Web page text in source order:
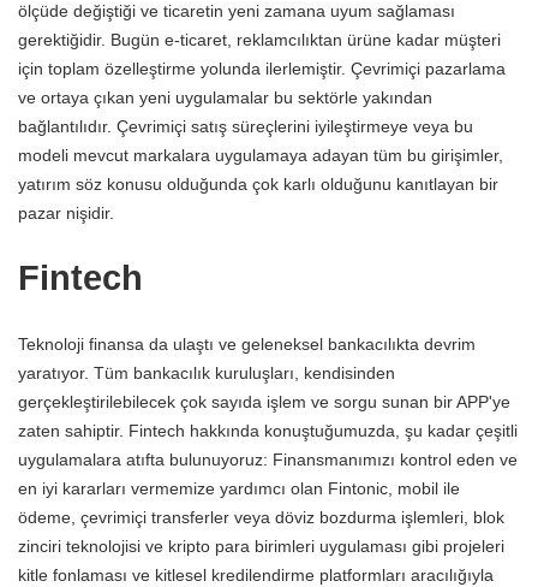
ölçüde değiştiği ve ticaretin yeni zamana uyum sağlaması
gerektiğidir. Bugün e-ticaret, reklamcılıktan ürüne kadar müşteri
için toplam özelleştirme yolunda ilerlemiştir. Çevrimiçi pazarlama
ve ortaya çıkan yeni uygulamalar bu sektörle yakından
bağlantılıdır. Çevrimiçi satış süreçlerini iyileştirmeye veya bu
modeli mevcut markalara uygulamaya adayan tüm bu girişimler,
yatırım söz konusu olduğunda çok karlı olduğunu kanıtlayan bir
pazar nişidir.
Fintech
Teknoloji finansa da ulaştı ve geleneksel bankacılıkta devrim
yaratıyor. Tüm bankacılık kuruluşları, kendisinden
gerçekleştirilebilecek çok sayıda işlem ve sorgu sunan bir APP'ye
zaten sahiptir. Fintech hakkında konuştuğumuzda, şu kadar çeşitli
uygulamalara atıfta bulunuyoruz: Finansmanımızı kontrol eden ve
en iyi kararları vermemize yardımcı olan Fintonic, mobil ile
ödeme, çevrimiçi transferler veya döviz bozdurma işlemleri, blok
zinciri teknolojisi ve kripto para birimleri uygulaması gibi projeleri
kitle fonlaması ve kitlesel kredilendirme platformları aracılığıyla